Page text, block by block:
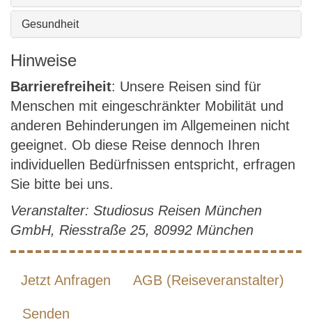
Gesundheit
Hinweise
Barrierefreiheit: Unsere Reisen sind für
Menschen mit eingeschränkter Mobilität und
anderen Behinderungen im Allgemeinen nicht
geeignet. Ob diese Reise dennoch Ihren
individuellen Bedürfnissen entspricht, erfragen
Sie bitte bei uns.
Veranstalter: Studiosus Reisen München
GmbH, Riesstraße 25, 80992 München
Jetzt Anfragen AGB (Reiseveranstalter)
Senden